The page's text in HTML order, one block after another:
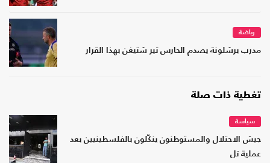
رياضة
مدرب برشلونة يصدم الحارس تير شتيغن بهذا القرار
تغطية ذات صلة
سياسة
جيش الاحتلال والمستوطنون ينكّلون بالفلسطينيين بعد
عملية تل